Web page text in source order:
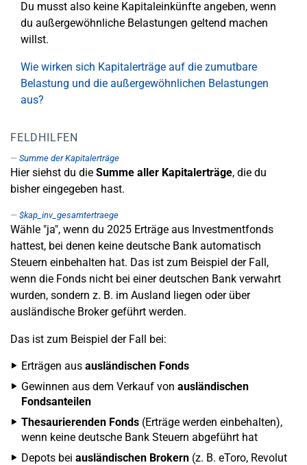
Du musst also keine Kapitaleinkünfte angeben, wenn
du außergewöhnliche Belastungen geltend machen
willst.
Wie wirken sich Kapitalerträge auf die zumutbare
Belastung und die außergewöhnlichen Belastungen
aus?
FELDHILFEN
Summe der Kapitalerträge
Hier siehst du die Summe aller Kapitalerträge, die du
bisher eingegeben hast.
$kap_inv_gesamtertraege
Wähle "ja", wenn du 2025 Erträge aus Investmentfonds
hattest, bei denen keine deutsche Bank automatisch
Steuern einbehalten hat. Das ist zum Beispiel der Fall,
wenn die Fonds nicht bei einer deutschen Bank verwahrt
wurden, sondern z. B. im Ausland liegen oder über
ausländische Broker geführt werden.
Das ist zum Beispiel der Fall bei:
Erträgen aus ausländischen Fonds
Gewinnen aus dem Verkauf von ausländischen
Fondsanteilen
Thesaurierenden Fonds (Erträge werden einbehalten),
wenn keine deutsche Bank Steuern abgeführt hat
Depots bei ausländischen Brokern (z. B. eToro, Revolut